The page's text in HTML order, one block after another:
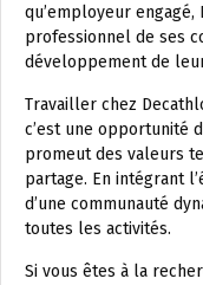
qu’employeur
professionnel de ses
développement de
Travailler chez
c’est une opportunité
promeut des valeurs
partage. En intégrant
d’une communauté
toutes les activités.
Si vous êtes à la